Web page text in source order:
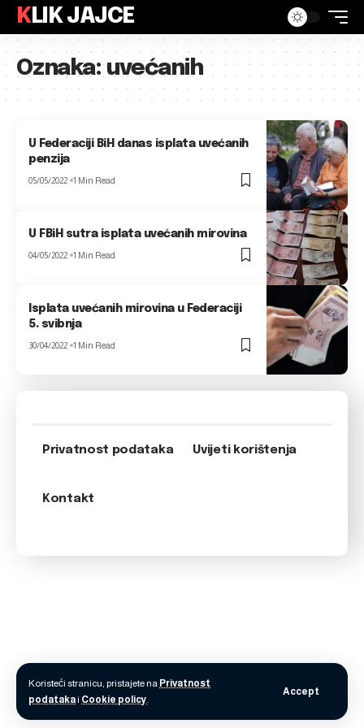
Koristeći stranicu, pristajete na Privatnost
podatakai Cookie policy.
Accept
KLIK JAJCE
Oznaka:uvećanih
U Federaciji BiH danas isplata uvećanih
penzija
05/05/2022 1 Min Read
U FBiH sutra isplata uvećanih mirovina
04/05/2022 1 Min Read
Isplata uvećanih mirovina u Federaciji
5. svibnja
30/04/2022 1 Min Read
Privatnost podataka Uvijeti korištenja
Kontakt